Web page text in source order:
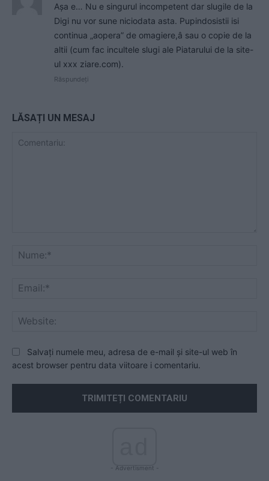
Așa e… Nu e singurul incompetent dar slugile de la
Digi nu vor sune niciodata asta. Pupindosistii isi
continua „aopera” de omagiere,â sau o copie de la
altii (cum fac incultele slugi ale Piatarului de la site-
ul xxx ziare.com).
Răspundeți
LĂSAȚI UN MESAJ
Salvați numele meu, adresa de e-mail și site-ul web în
acest browser pentru data viitoare i comentariu.
- Advertisment -